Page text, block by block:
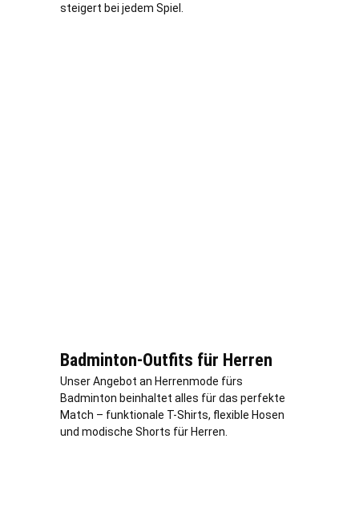
steigert bei jedem Spiel.
Badminton-Outfits für Herren
Unser Angebot an Herrenmode fürs
Badminton beinhaltet alles für das perfekte
Match – funktionale T-Shirts, flexible Hosen
und modische Shorts für Herren.